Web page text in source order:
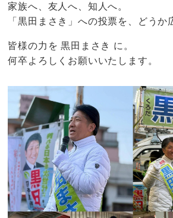
家族へ、友人へ、知人へ。
「黒田まさき」への投票を、どうか
皆様の力を 黒田まさき に。
何卒よろしくお願いいたします。